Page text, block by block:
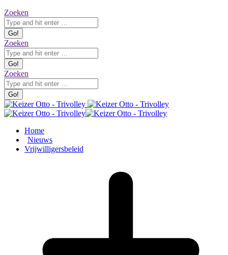
Zoeken:
Zoeken
Zoeken:
Zoeken
Zoeken:
Zoeken
Home
Nieuws
Vrijwilligersbeleid